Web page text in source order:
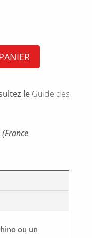
le Guide des
ou un